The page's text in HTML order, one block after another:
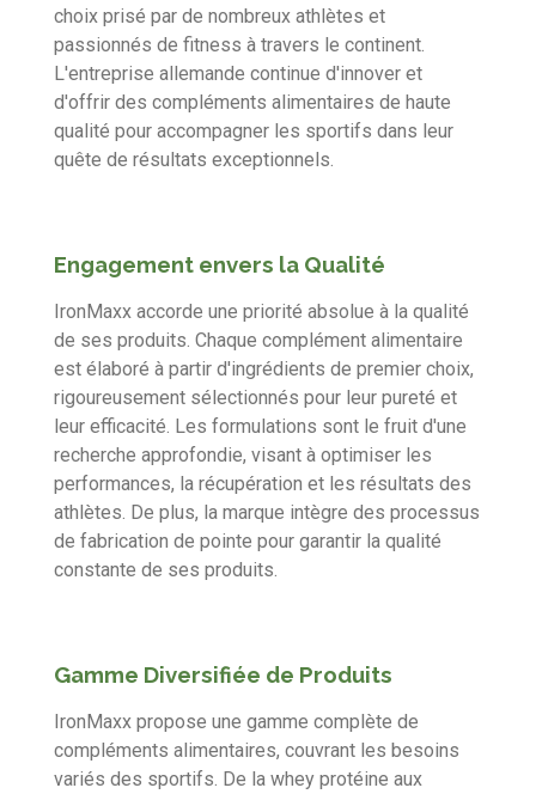
choix prisé par de nombreux athlètes et
passionnés de fitness à travers le continent.
L'entreprise allemande continue d'innover et
d'offrir des compléments alimentaires de haute
qualité pour accompagner les sportifs dans leur
quête de résultats exceptionnels.
Engagement envers la Qualité
IronMaxx accorde une priorité absolue à la qualité
de ses produits. Chaque complément alimentaire
est élaboré à partir d'ingrédients de premier choix,
rigoureusement sélectionnés pour leur pureté et
leur efficacité. Les formulations sont le fruit d'une
recherche approfondie, visant à optimiser les
performances, la récupération et les résultats des
athlètes. De plus, la marque intègre des processus
de fabrication de pointe pour garantir la qualité
constante de ses produits.
Gamme Diversifiée de Produits
IronMaxx propose une gamme complète de
compléments alimentaires, couvrant les besoins
variés des sportifs. De la whey protéine aux